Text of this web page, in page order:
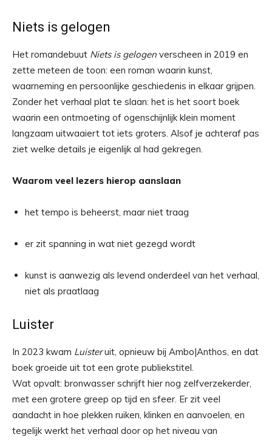
Niets is gelogen
Het romandebuut Niets is gelogen verscheen in 2019 en
zette meteen de toon: een roman waarin kunst,
waarneming en persoonlijke geschiedenis in elkaar grijpen.
Zonder het verhaal plat te slaan: het is het soort boek
waarin een ontmoeting of ogenschijnlijk klein moment
langzaam uitwaaiert tot iets groters. Alsof je achteraf pas
ziet welke details je eigenlijk al had gekregen.
Waarom veel lezers hierop aanslaan
het tempo is beheerst, maar niet traag
er zit spanning in wat niet gezegd wordt
kunst is aanwezig als levend onderdeel van het verhaal,
niet als praatlaag
Luister
In 2023 kwam Luisteruit, opnieuw bij Ambo|Anthos, en dat
boek groeide uit tot een grote publiekstitel.
Wat opvalt: bronwasser schrijft hier nog zelfverzekerder,
met een grotere greep op tijd en sfeer. Er zit veel
aandacht in hoe plekken ruiken, klinken en aanvoelen, en
tegelijk werkt het verhaal door op het niveau van